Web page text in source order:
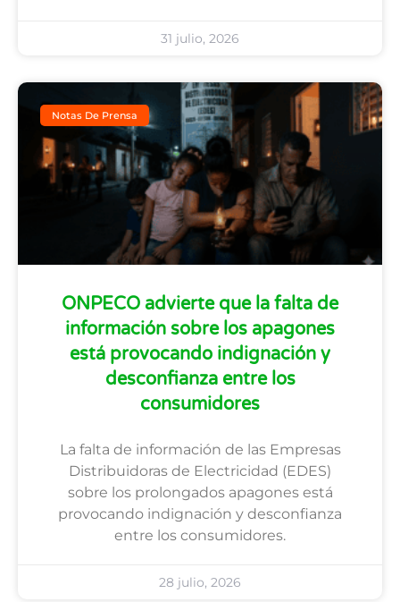
31 julio, 2026
Notas De Prensa
ONPECO advierte que la falta de
información sobre los apagones
está provocando indignación y
desconfianza entre los
consumidores
La falta de información de las Empresas
Distribuidoras de Electricidad (EDES)
sobre los prolongados apagones está
provocando indignación y desconfianza
entre los consumidores.
28 julio, 2026